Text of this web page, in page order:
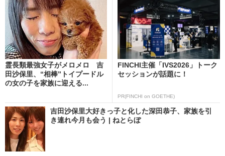
霊長類最強女子がメロメロ 吉
田沙保里、“相棒”トイプードル
の女の子を家族に迎える...
FINCHI主催「IVS2026」トーク
セッションが話題に！
PR(FINCHI on GOETHE)
吉田沙保里大好きっ子と化した深田恭子、家族を引
き連れ今月も会う | ねとらぼ